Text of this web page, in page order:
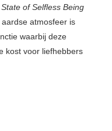
of Selfless Being
atmosfeer is
waarbij deze
kost voor liefhebbers